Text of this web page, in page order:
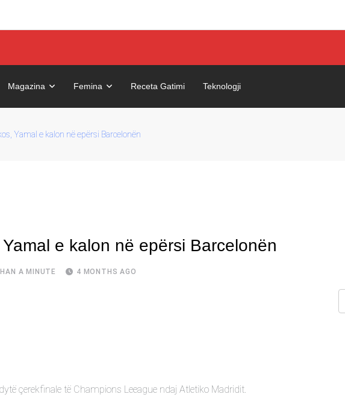
Magazina Femina Receta Gatimi Teknologji
Yamal e kalon në epërsi Barcelonën
e kalon në epërsi Barcelonën
A MINUTE 4 MONTHS AGO
çerekfinale të Champions Leeague ndaj Atletiko Madridit.